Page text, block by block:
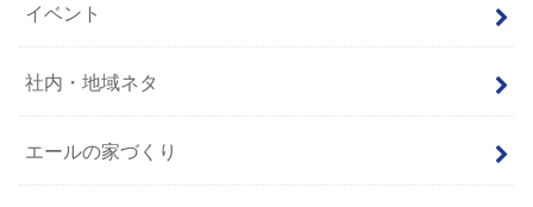
イベント
社内・地域ネタ
エールの家づくり